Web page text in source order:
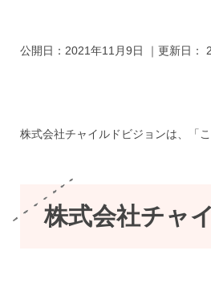
公開日： 2021年11月9日 ｜更新日：
株式会社チャイルドビジョンは、「
株式会社チャ